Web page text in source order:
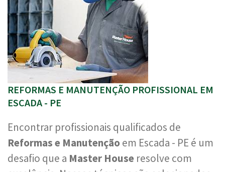
REFORMAS E MANUTENÇÃO PROFISSIONAL EM
ESCADA - PE
Encontrar profissionais qualificados de
Reformas e Manutenção em Escada - PE é um
desafio que a Master House resolve com